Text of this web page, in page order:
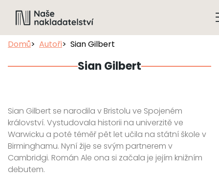
Domů Autoři Sian Gilbert
Sian Gilbert
Sian Gilbert se narodila v Bristolu ve Spojeném
království. Vystudovala historii na univerzitě ve
Warwicku a poté téměř pět let učila na státní škole v
Birminghamu. Nyní žije se svým partnerem v
Cambridgi. Román Ale ona si začala je jejím knižním
debutem.